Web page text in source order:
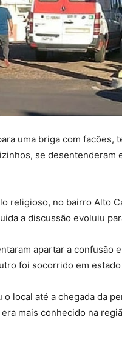
uma briga com
se
religioso, no bairro Alto
a discussão evoluiu
apartar a confusão
foi socorrido em
local até a chegada da
mais conhecido na